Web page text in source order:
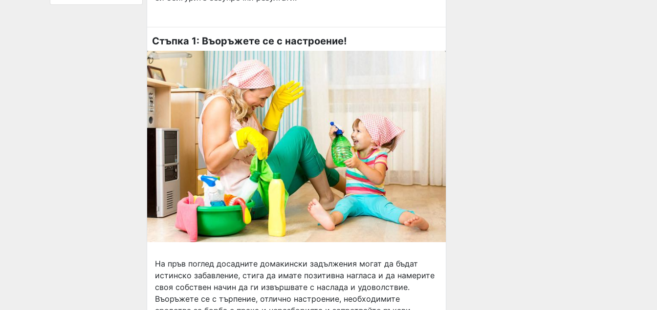
Стъпка 1: Въоръжете се с настроение!
На пръв поглед досадните домакински задължения могат да бъдат
истинско забавление, стига да имате позитивна нагласа и да намерите
своя собствен начин да ги извършвате с наслада и удоволствие.
Въоръжете се с търпение, отлично настроение, необходимите